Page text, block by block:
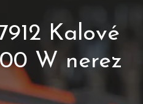
Kalové
W nerez